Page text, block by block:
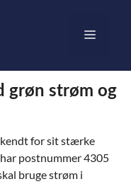
Menu
grøn strøm og
kendt for sit stærke
postnummer 4305
bruge strøm i